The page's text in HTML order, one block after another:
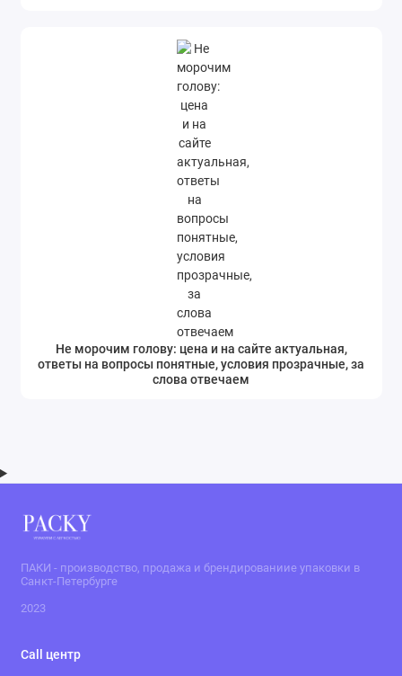
Не морочим голову: цена и на сайте актуальная,
ответы на вопросы понятные, условия прозрачные, за
слова отвечаем
ПАКИ - производство, продажа и брендированиие упаковки в
Санкт-Петербурге
2023
Call центр